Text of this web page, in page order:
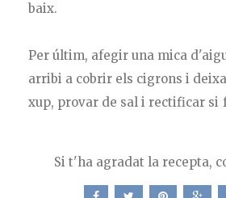
baix.
Per últim, afegir una mica
arribi a cobrir els cigrons i
xup, provar de sal i rectificar si
Si t'ha agradat la recepta,